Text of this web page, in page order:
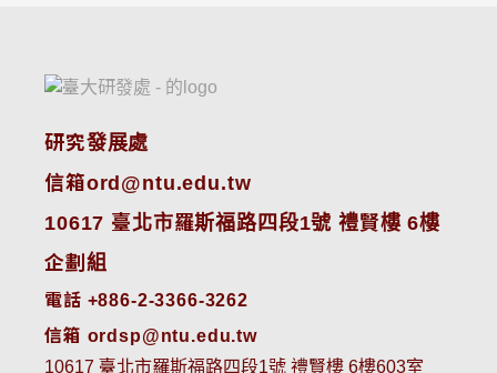
研究發展處
信箱ord@ntu.edu.tw
10617 臺北市羅斯福路四段1號 禮賢樓 6樓
企劃組
電話 +886-2-3366-3262
信箱 ordsp@ntu.edu.tw
10617 臺北市羅斯福路四段1號 禮賢樓 6樓603室